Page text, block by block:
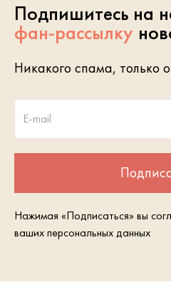
Подпишитесь на
фан-рассылку
Никакого спама, только
E-mail
Нажимая «Подписаться» вы
ваших персональных данных